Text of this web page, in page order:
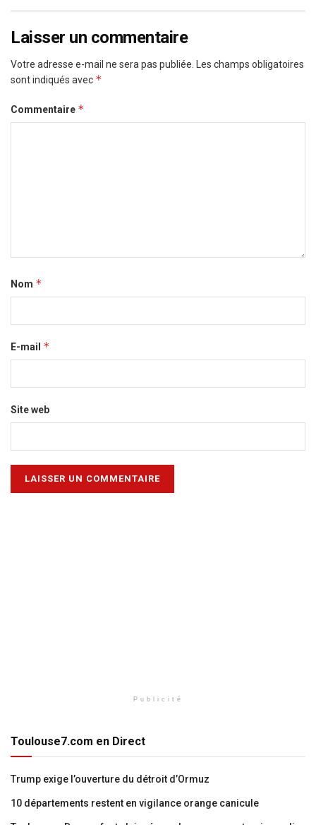
Laisser un commentaire
Votre adresse e-mail ne sera pas publiée. Les champs obligatoires
sont indiqués avec *
Commentaire *
Nom *
E-mail *
Site web
Publicité
Toulouse7.com en Direct
Trump exige l’ouverture du détroit d’Ormuz
10 départements restent en vigilance orange canicule